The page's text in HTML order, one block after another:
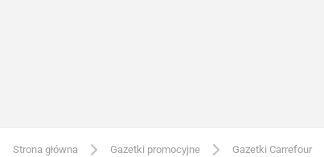
Strona główna Gazetki promocyjne Gazetki Carrefour